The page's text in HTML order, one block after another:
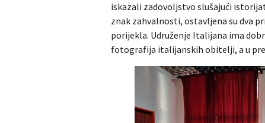
iskazali zadovoljstvo slušajući
znak zahvalnosti, ostavljena su dva
porijekla. Udruženje Italijana ima
fotografija italijanskih obitelji, a u